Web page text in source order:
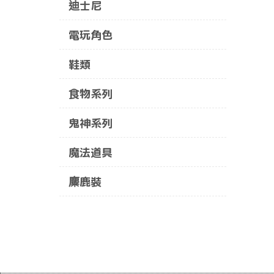
迪士尼
電玩角色
鞋類
食物系列
鬼神系列
魔法道具
麋鹿裝